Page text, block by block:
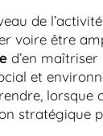
de
voire être
d’en
et
lorsque
stratégique